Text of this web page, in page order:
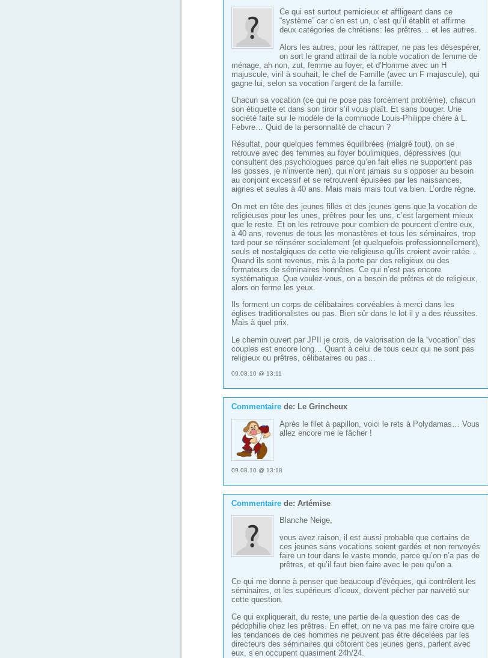
Ce qui est surtout pernicieux et affligeant dans ce
“système” car c’en est un, c’est qu’il établit et affirme
deux catégories de chrétiens: les prêtres… et les autres.
Alors les autres, pour les rattraper, ne pas les désespérer,
on sort le grand attirail de la noble vocation de femme de
ménage, ah non, zut, femme au foyer, et d’Homme avec un H
majuscule, viril à souhait, le chef de Famille (avec un F majuscule), qui
gagne lui, selon sa vocation l’argent de la famille.
Chacun sa vocation (ce qui ne pose pas forcément problème), chacun
son étiquette et dans son tiroir s’il vous plaît. Et sans bouger. Une
société faite sur le modèle de la commode Louis-Philippe chère à L.
Febvre… Quid de la personnalité de chacun ?
Résultat, pour quelques femmes équilibrées (malgré tout), on se
retrouve avec des femmes au foyer boulimiques, dépressives (qui
consultent des psychologues parce qu’en fait elles ne supportent pas
les gosses, je n’invente rien), qui n’ont jamais su s’opposer au besoin
au conjoint excessif et se retrouvent épuisées par les naissances,
aigries et seules à 40 ans. Mais mais mais tout va bien. L’ordre règne.
On met en tête des jeunes filles et des jeunes gens que la vocation de
religieuses pour les unes, prêtres pour les uns, c’est largement mieux
que le reste. Et on les retrouve pour combien de pourcent d’entre eux,
à 40 ans, revenus de tous les monastères et tous les séminaires, trop
tard pour se réinsérer socialement (et quelquefois professionnellement),
seuls et nostalgiques de cette vie religieuse qu’ils croient avoir ratée…
Quand ils sont revenus, mis à la porte par des religieux ou des
formateurs de séminaires honnêtes. Ce qui n’est pas encore
systématique. Que voulez-vous, on a besoin de prêtres et de religieux,
alors on ferme les yeux.
Ils forment un corps de célibataires corvéables à merci dans les
églises traditionalistes ou pas. Bien sûr dans le lot il y a des réussites.
Mais à quel prix.
Le chemin ouvert par JPII je crois, de valorisation de la “vocation” des
couples est encore long… Quant à celui de tous ceux qui ne sont pas
religieux ou prêtres, célibataires ou pas…
09.08.10 @ 13:11
Commentairede: Le Grincheux
Après le filet à papillon, voici le rets à Polydamas… Vous
allez encore me le fâcher !
09.08.10 @ 13:18
Commentairede: Artémise
Blanche Neige,
vous avez raison, il est aussi probable que certains de
ces jeunes sans vocations soient gardés et non renvoyés
faire un tour dans le vaste monde, parce qu’on n’a pas de
prêtres, et qu’il faut bien faire avec le peu qu’on a.
Ce qui me donne à penser que beaucoup d’évêques, qui contrôlent les
séminaires, et les supérieurs d’iceux, doivent pécher par naïveté sur
cette question.
Ce qui expliquerait, du reste, une partie de la question des cas de
pédophilie chez les prêtres. En effet, on ne va pas me faire croire que
les tendances de ces hommes ne peuvent pas être décelées par les
directeurs des séminaires qui côtoient ces jeunes gens, parlent avec
eux, s’en occupent quasiment 24h/24.